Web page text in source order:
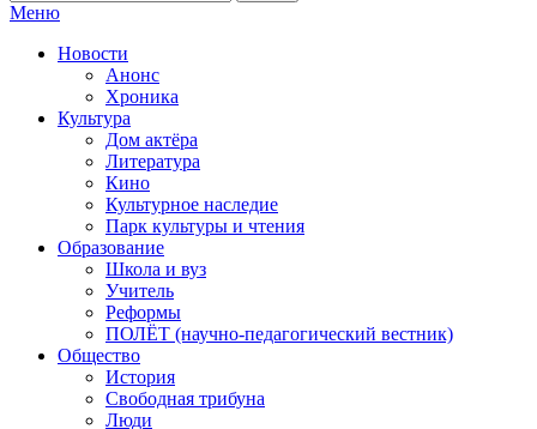
Меню
Новости
Анонс
Хроника
Культура
Дом актёра
Литература
Кино
Культурное наследие
Парк культуры и чтения
Образование
Школа и вуз
Учитель
Реформы
ПОЛЁТ (научно-педагогический вестник)
Общество
История
Свободная трибуна
Люди